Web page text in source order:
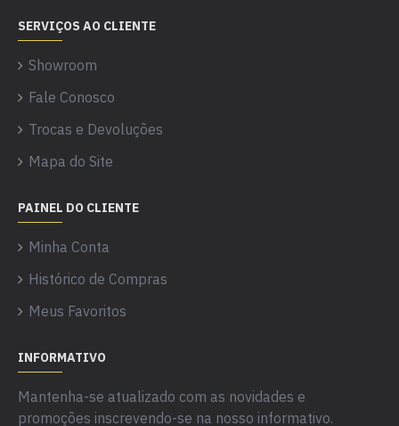
SERVIÇOS AO CLIENTE
Showroom
Fale Conosco
Trocas e Devoluções
Mapa do Site
PAINEL DO CLIENTE
Minha Conta
Histórico de Compras
Meus Favoritos
INFORMATIVO
Mantenha-se atualizado com as novidades e
promoções inscrevendo-se na nosso informativo.